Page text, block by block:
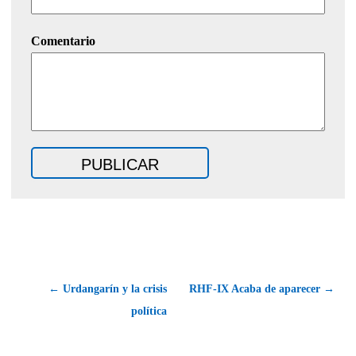
Comentario
← Urdangarín y la crisis
política
RHF-IX Acaba de aparecer →